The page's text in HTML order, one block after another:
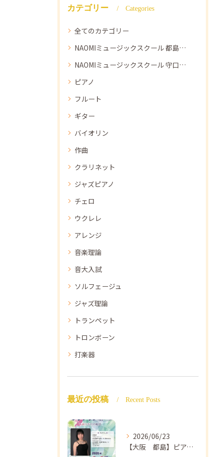
カテゴリー Categories
全てのカテゴリー
NAOMIミュージックスクール 都島教室
NAOMIミュージックスクール 守口教室
ピアノ
フルート
ギター
バイオリン
作曲
クラリネット
ジャズピアノ
チェロ
ウクレレ
アレンジ
音楽理論
音大入試
ソルフェージュ
ジャズ理論
トランペット
トロンボーン
打楽器
最近の投稿 Recent Posts
2026/06/23
【大阪 都島】ピアノ教室ならNAOMIミュージックスクール ピアノ講師 佐々木唯先生のコンサートのご案内🎵